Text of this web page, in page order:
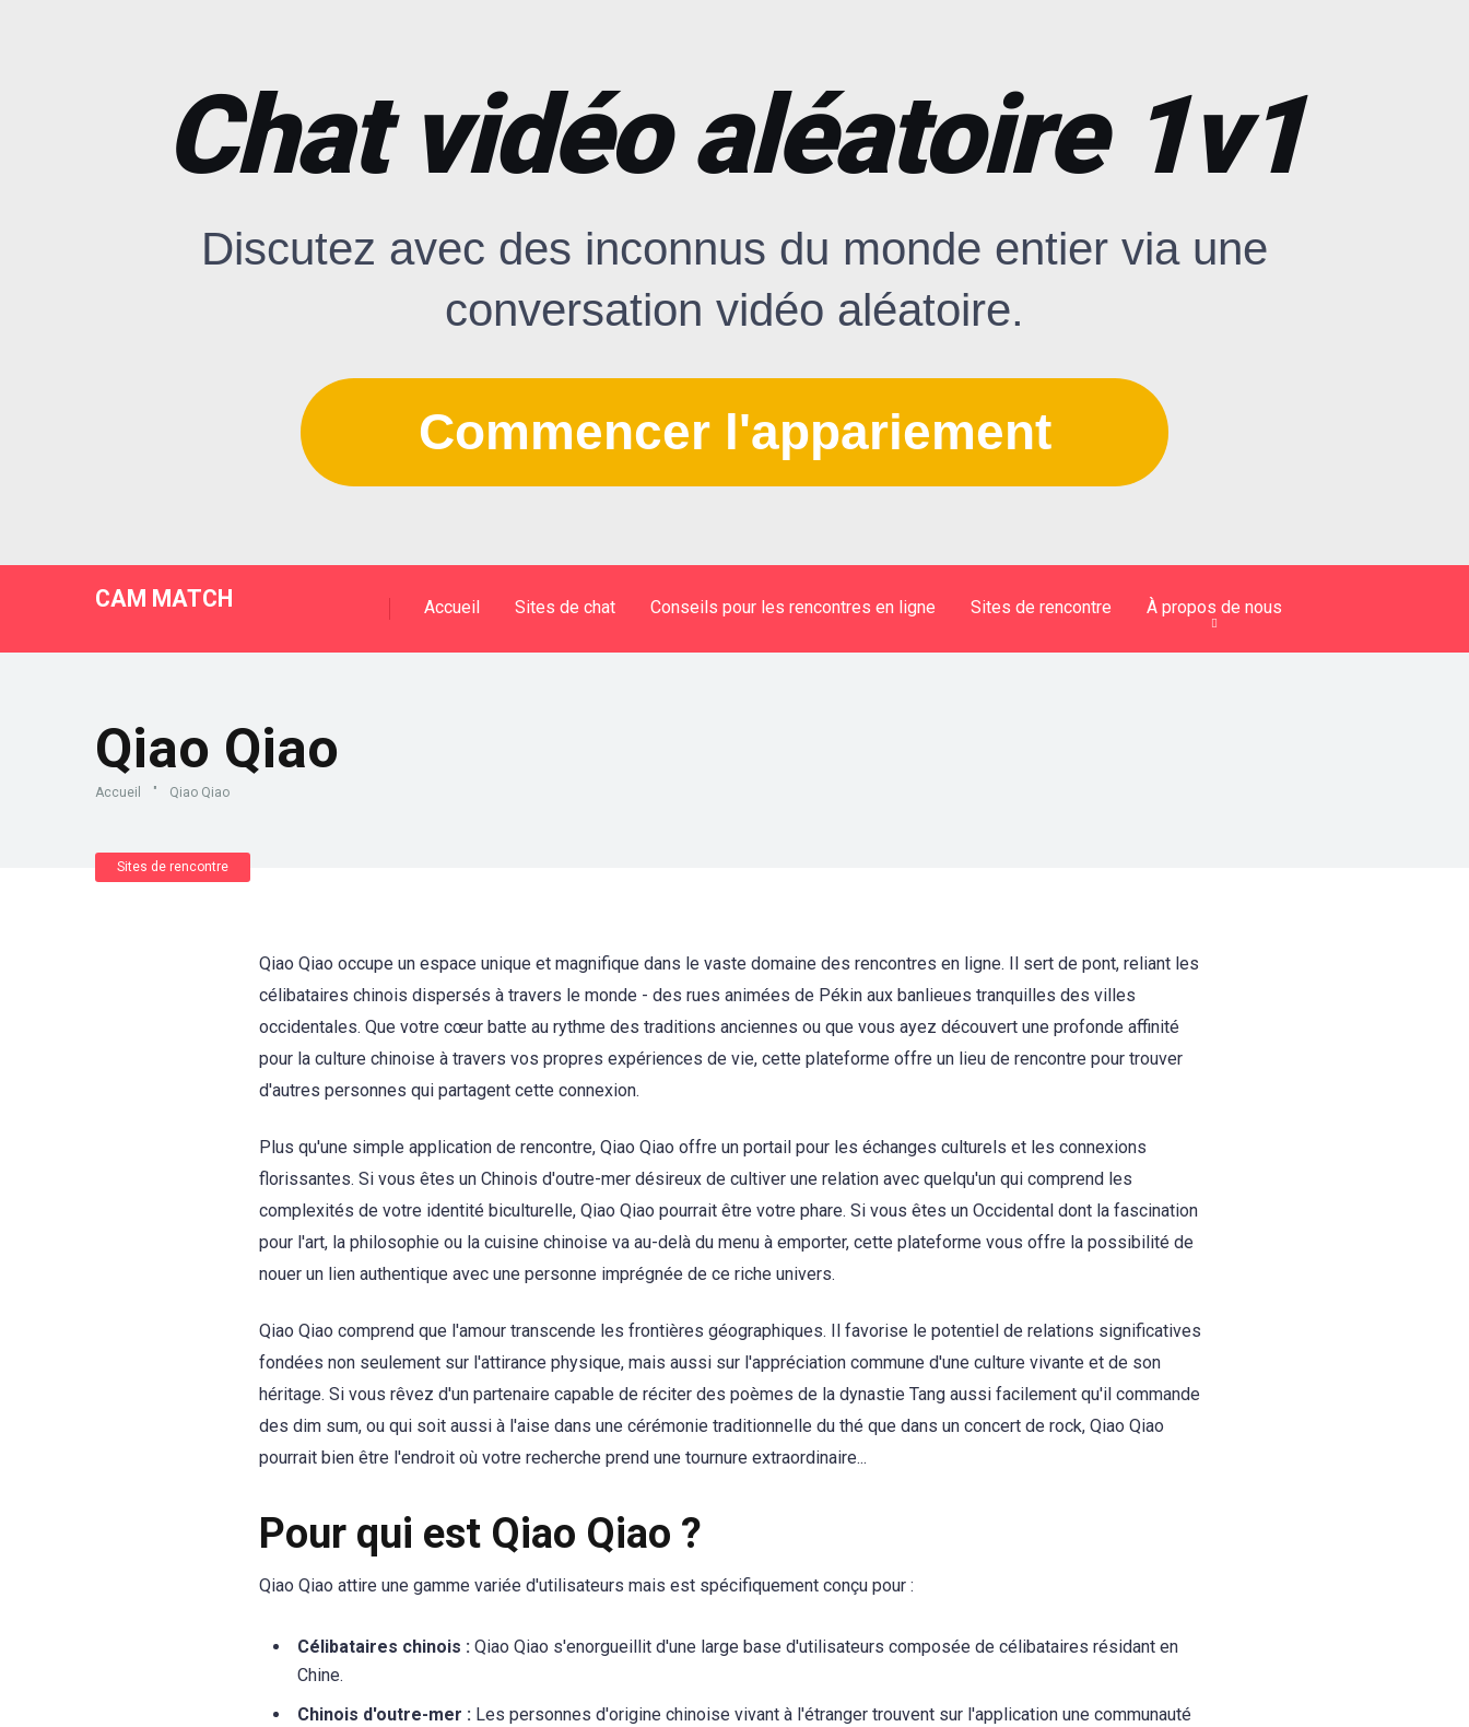
Chat vidéo aléatoire 1v1
Discutez avec des inconnus du monde entier via une
conversation vidéo aléatoire.
Commencer l'appariement
CAM MATCH Accueil Sites de chat Conseils pour les rencontres en ligne Sites de rencontre À propos de nous
Qiao Qiao
Accueil " Qiao Qiao
Sites de rencontre
Qiao Qiao occupe un espace unique et magnifique dans le vaste domaine des rencontres en ligne. Il sert de pont, reliant les
célibataires chinois dispersés à travers le monde - des rues animées de Pékin aux banlieues tranquilles des villes
occidentales. Que votre cœur batte au rythme des traditions anciennes ou que vous ayez découvert une profonde affinité
pour la culture chinoise à travers vos propres expériences de vie, cette plateforme offre un lieu de rencontre pour trouver
d'autres personnes qui partagent cette connexion.
Plus qu'une simple application de rencontre, Qiao Qiao offre un portail pour les échanges culturels et les connexions
florissantes. Si vous êtes un Chinois d'outre-mer désireux de cultiver une relation avec quelqu'un qui comprend les
complexités de votre identité biculturelle, Qiao Qiao pourrait être votre phare. Si vous êtes un Occidental dont la fascination
pour l'art, la philosophie ou la cuisine chinoise va au-delà du menu à emporter, cette plateforme vous offre la possibilité de
nouer un lien authentique avec une personne imprégnée de ce riche univers.
Qiao Qiao comprend que l'amour transcende les frontières géographiques. Il favorise le potentiel de relations significatives
fondées non seulement sur l'attirance physique, mais aussi sur l'appréciation commune d'une culture vivante et de son
héritage. Si vous rêvez d'un partenaire capable de réciter des poèmes de la dynastie Tang aussi facilement qu'il commande
des dim sum, ou qui soit aussi à l'aise dans une cérémonie traditionnelle du thé que dans un concert de rock, Qiao Qiao
pourrait bien être l'endroit où votre recherche prend une tournure extraordinaire...
Pour qui est Qiao Qiao ?
Qiao Qiao attire une gamme variée d'utilisateurs mais est spécifiquement conçu pour :
Célibataires chinois : Qiao Qiao s'enorgueillit d'une large base d'utilisateurs composée de célibataires résidant en
Chine.
Chinois d'outre-mer : Les personnes d'origine chinoise vivant à l'étranger trouvent sur l'application une communauté